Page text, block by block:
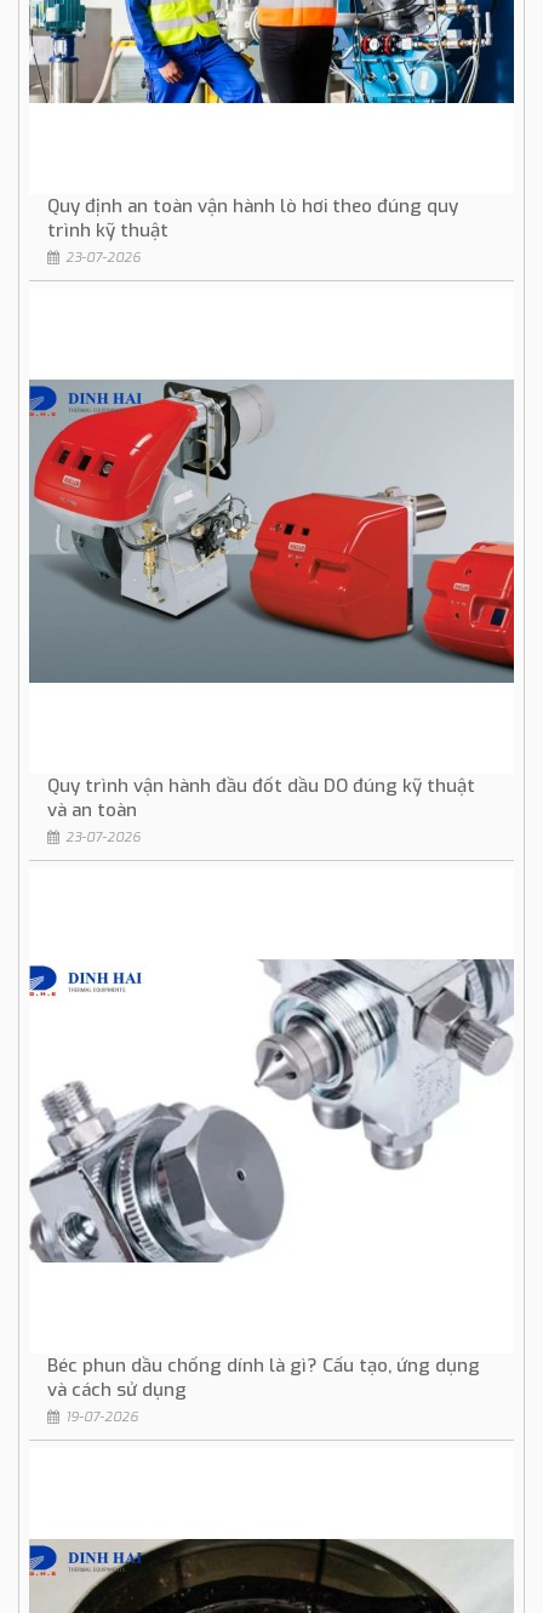
Quy định an toàn vận hành lò hơi theo đúng quy
trình kỹ thuật
23-07-2026
Quy trình vận hành đầu đốt dầu DO đúng kỹ thuật
và an toàn
23-07-2026
Béc phun dầu chống dính là gì? Cấu tạo, ứng dụng
và cách sử dụng
19-07-2026